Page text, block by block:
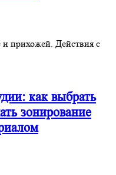
как выбрать
зонирование